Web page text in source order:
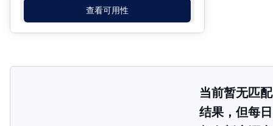
查看可用性
当前暂无匹配
结果，但每日